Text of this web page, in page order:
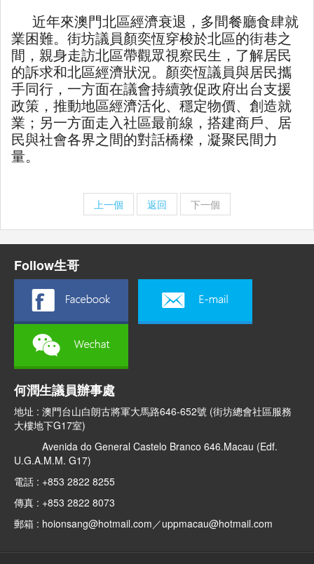
近年來澳門北區經濟衰退，多間餐廳食肆就
業困難。街坊議員顏奕恆穿梭於北區的街巷之
間，親身走訪北區帶觀眾視察民生，了解居民
的訴求和北區經濟狀況。顏奕恆議員與居民攜
手同行，一方面在議會持續敦促政府出台支援
政策，推動地區經濟活化、穩定物價、創造就
業；另一方面走入社區最前線，搭建商戶、居
民與社會各界之間的對話橋樑，凝聚民間力
量。
上一個 返回 下一個
Follow生哥
何潤生議員辦事處
地址 : 澳門台山白朗古將軍大馬路646-652號 (街坊總會社區服務
大樓地下G17室)
Avenida do General Castelo Branco 646.Macau (Edf.
U.G.A.M.M. G17)
電話 : +853 2822 8255
傳真 : +853 2822 8073
郵箱 : hoionsang@hotmail.com／uppmacau@hotmail.com